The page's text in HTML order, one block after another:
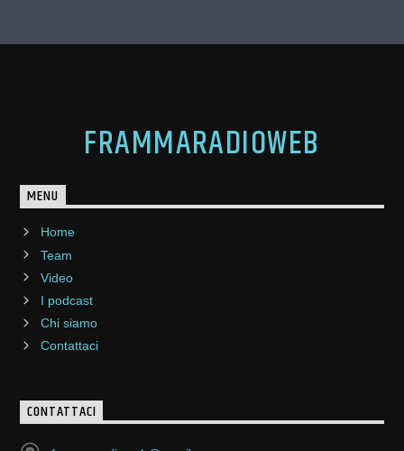
Figaro per il suo essere un tuttofare […]
FRAMMARADIOWEB
MENU
Home
Team
Video
I podcast
Chi siamo
Contattaci
CONTATTACI